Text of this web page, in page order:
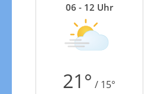
06 - 12 Uhr
21° / 15°